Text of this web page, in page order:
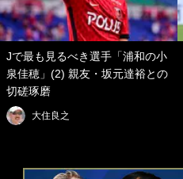
Jで最も見るべき選手「浦和の小
泉佳穂」(2) 親友・坂元達裕との
切磋琢磨
大住良之